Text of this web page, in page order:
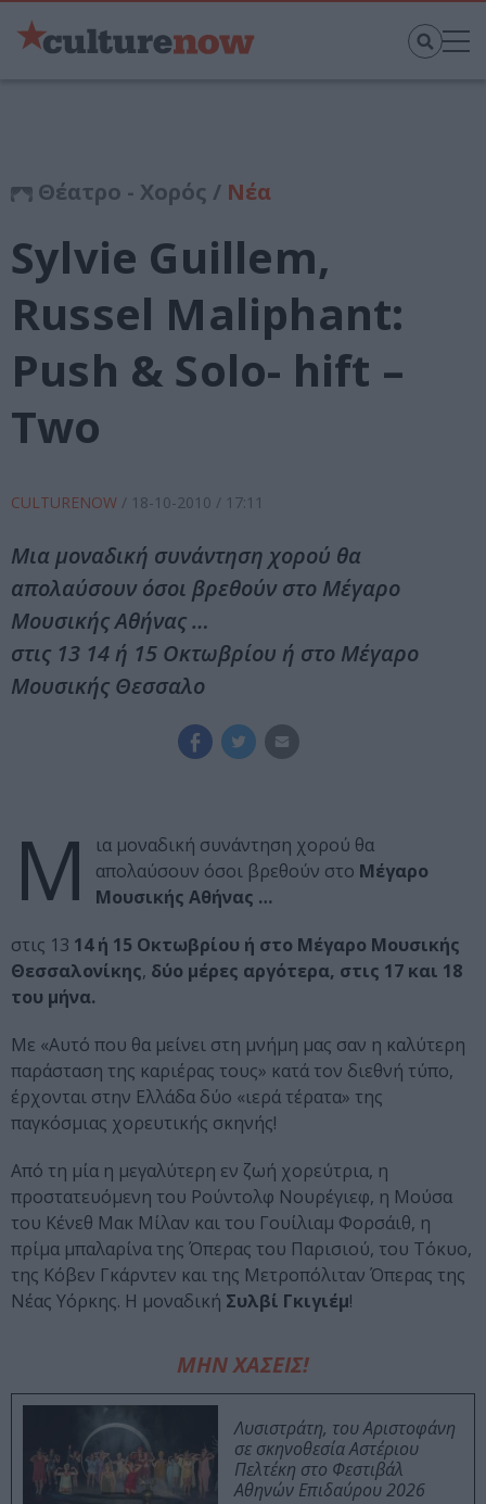
Θέατρο - Χορός / Νέα
Sylvie Guillem,
Russel Maliphant:
Push & Solo- hift –
Two
CULTURENOW / 18-10-2010 / 17:11
Μια μοναδική συνάντηση χορού θα
απολαύσουν όσοι βρεθούν στο Μέγαρο
Μουσικής Αθήνας …
στις 13 14 ή 15 Οκτωβρίου ή στο Μέγαρο
Μουσικής Θεσσαλο
Μ
ια μοναδική συνάντηση χορού θα
απολαύσουν όσοι βρεθούν στο Μέγαρο
Μουσικής Αθήνας …
στις 13 14 ή 15 Οκτωβρίου ή στο Μέγαρο Μουσικής
Θεσσαλονίκης, δύο μέρες αργότερα, στις 17 και 18
του μήνα.
Με «Αυτό που θα μείνει στη μνήμη μας σαν η καλύτερη
παράσταση της καριέρας τους» κατά τον διεθνή τύπο,
έρχονται στην Ελλάδα δύο «ιερά τέρατα» της
παγκόσμιας χορευτικής σκηνής!
Από τη μία η μεγαλύτερη εν ζωή χορεύτρια, η
προστατευόμενη του Ρούντολφ Νουρέγιεφ, η Μούσα
του Κένεθ Μακ Μίλαν και του Γουίλιαμ Φορσάιθ, η
πρίμα μπαλαρίνα της Όπερας του Παρισιού, του Τόκυο,
της Κόβεν Γκάρντεν και της Μετροπόλιταν Όπερας της
Νέας Υόρκης. Η μοναδική Συλβί Γκιγιέμ!
ΜΗΝ ΧΑΣΕΙΣ!
Λυσιστράτη, του Αριστοφάνη
σε σκηνοθεσία Αστέριου
Πελτέκη στο Φεστιβάλ
Αθηνών Επιδαύρου 2026